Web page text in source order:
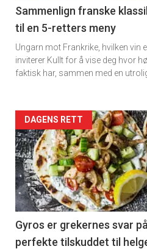
5
Sammenlign franske
til en 5-retters meny
Ungarn mot Frankrike, hvilken vin
inviterer Kullt for å vise deg hvor
faktisk har, sammen med en
Forsiden
akkurat
nå
-
6
DAGENS RETT
Gyros er grekernes svar
perfekte tilskuddet til